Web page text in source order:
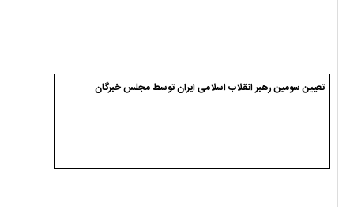
تعیین سومین رهبر انقلاب اسلامی ایران توسط مجلس خبرگان